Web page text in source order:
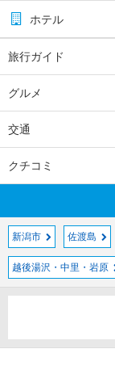
ホテル
旅行ガイド
グルメ
交通
クチコミ
新潟市 佐渡島
越後湯沢・中里・岩原